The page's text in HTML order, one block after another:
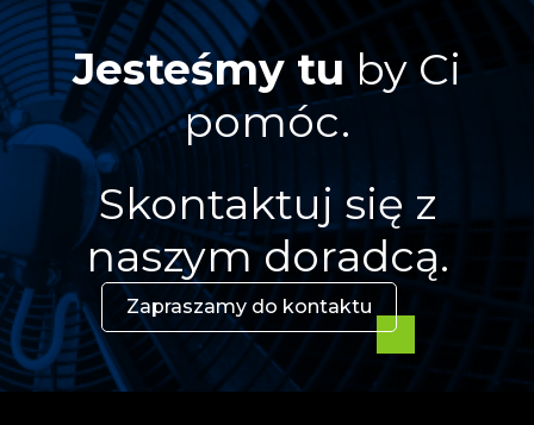
Jesteśmy tu by Ci
pomóc.
Skontaktuj się z
naszym doradcą.
Zapraszamy do kontaktu